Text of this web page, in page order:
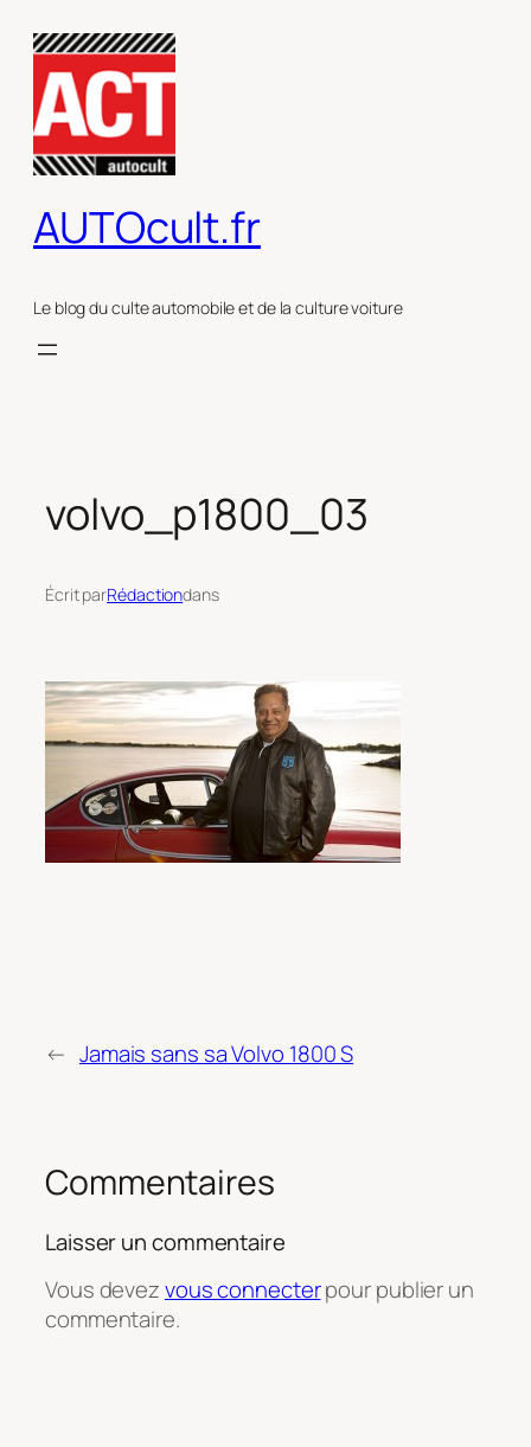
contenu
AUTOcult.fr
Le blog du culte automobile et de la culture voiture
volvo_p1800_03
Écrit parRédactiondans
← Jamais sans sa Volvo 1800 S
Commentaires
Laisser un commentaire
Vous devezvous connecterpour publier un
commentaire.